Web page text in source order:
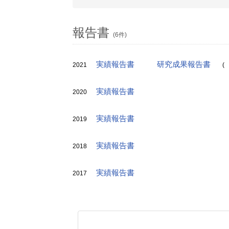
報告書 (6件)
2021 実績報告書 研究成果報告書 (
2020 実績報告書
2019 実績報告書
2018 実績報告書
2017 実績報告書